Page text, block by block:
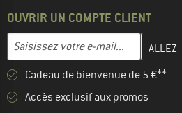
OUVRIR UN COMPTE CLIENT
Adresse e-mail
Entrez votre adresse e-mail ici et
Cadeau de bienvenue de 5 €**
Accès exclusif aux promos